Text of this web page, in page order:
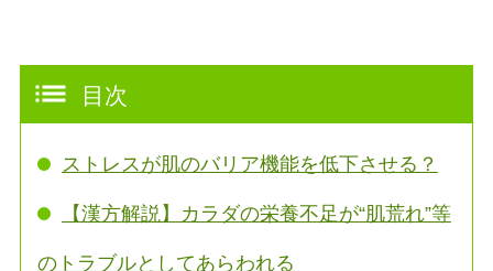
目次
ストレスが肌のバリア機能を低下させる？
【漢方解説】カラダの栄養不足が“肌荒れ”等
のトラブルとしてあらわれる